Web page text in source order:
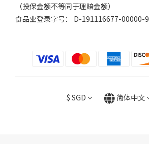
（投保金额不等同于理赔金额）
食品业登录字号： D-191116677-00000-9
$ SGD 简体中文